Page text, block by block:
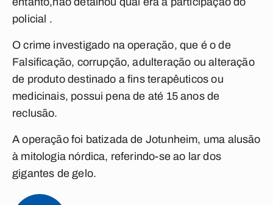
policial .
O crime investigado na operação, que é o de
Falsificação, corrupção, adulteração ou alteração
de produto destinado a fins terapêuticos ou
medicinais, possui pena de até 15 anos de
reclusão.
A operação foi batizada de Jotunheim, uma alusão
à mitologia nórdica, referindo-se ao lar dos
gigantes de gelo.